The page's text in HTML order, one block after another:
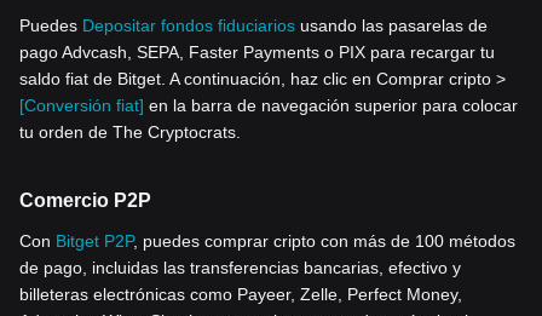
Puedes Depositar fondos fiduciarios usando las pasarelas de
pago Advcash, SEPA, Faster Payments o PIX para recargar tu
saldo fiat de Bitget. A continuación, haz clic en Comprar cripto >
[Conversión fiat] en la barra de navegación superior para colocar
tu orden de The Cryptocrats.
Comercio P2P
Con Bitget P2P, puedes comprar cripto con más de 100 métodos
de pago, incluidas las transferencias bancarias, efectivo y
billeteras electrónicas como Payeer, Zelle, Perfect Money,